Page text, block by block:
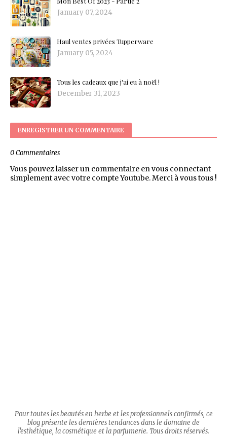
January 07, 2024
Haul ventes privées Tupperware
January 05, 2024
Tous les cadeaux que j'ai eu à noël !
December 31, 2023
ENREGISTRER UN COMMENTAIRE
0 Commentaires
Vous pouvez laisser un commentaire en vous connectant
simplement avec votre compte Youtube. Merci à vous tous !
Pour toutes les beautés en herbe et les professionnels confirmés, ce
blog présente les dernières tendances dans le domaine de
l'esthétique, la cosmétique et la parfumerie. Tous droits réservés.